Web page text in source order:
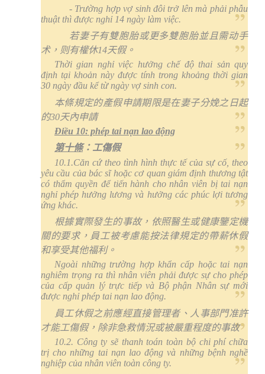
- Trường hợp vợ sinh đôi trở lên mà phải phẫu
thuật thì được nghỉ 14 ngày làm việc.
若妻子有雙胞胎或更多雙胞胎並且需动手
术，则有權休14天假。
Thời gian nghỉ việc hưởng chế độ thai sản quy
định tại khoản này được tính trong khoảng thời gian
30 ngày đầu kể từ ngày vợ sinh con.
本條規定的產假申請期限是在妻子分娩之日起
的30天內申請
Điều 10: phép tai nạn lao động
第十條：工傷假
10.1.Căn cứ theo tình hình thực tế của sự cố, theo
yêu cầu của bác sĩ hoặc cơ quan giám định thương tật
có thẩm quyền để tiến hành cho nhân viên bị tai nạn
nghỉ phép hưởng lương và hưởng các phúc lợi tương
ứng khác.
根據實際發生的事故，依照醫生或健康鑒定機
關的要求，員工被考慮能按法律規定的帶薪休假
和享受其他福利。
Ngoài những trường hợp khẩn cấp hoặc tai nạn
nghiêm trọng ra thì nhân viên phải được sự cho phép
của cấp quản lý trực tiếp và Bộ phận Nhân sự mới
được nghỉ phép tai nạn lao động.
員工休假之前應經直接管理者、人事部門准許
才能工傷假，除非急救情況或被嚴重程度的事故
10.2. Công ty sẽ thanh toán toàn bộ chi phí chữa
trị cho những tai nạn lao động và những bệnh nghề
nghiệp của nhân viên toàn công ty.